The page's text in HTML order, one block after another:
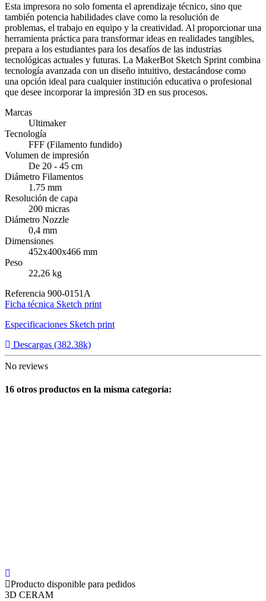
Esta impresora no solo fomenta el aprendizaje técnico, sino que
también potencia habilidades clave como la resolución de
problemas, el trabajo en equipo y la creatividad. Al proporcionar una
herramienta práctica para transformar ideas en realidades tangibles,
prepara a los estudiantes para los desafíos de las industrias
tecnológicas actuales y futuras. La MakerBot Sketch Sprint combina
tecnología avanzada con un diseño intuitivo, destacándose como
una opción ideal para cualquier institución educativa o profesional
que desee incorporar la impresión 3D en sus procesos.
Marcas
Ultimaker
Tecnología
FFF (Filamento fundido)
Volumen de impresión
De 20 - 45 cm
Diámetro Filamentos
1.75 mm
Resolución de capa
200 micras
Diámetro Nozzle
0,4 mm
Dimensiones
452x400x466 mm
Peso
22,26 kg
Referencia 900-0151A
Ficha técnica Sketch print
Especificaciones Sketch print
Descargas (382.38k)
No reviews
16 otros productos en la misma categoría:
Producto disponible para pedidos
3D CERAM